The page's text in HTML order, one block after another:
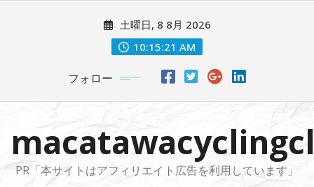
に
土曜日, 8 8月 2026
10:15:23 AM
フォロー
PR「本サイトはアフィリエイト広告を利用しています」